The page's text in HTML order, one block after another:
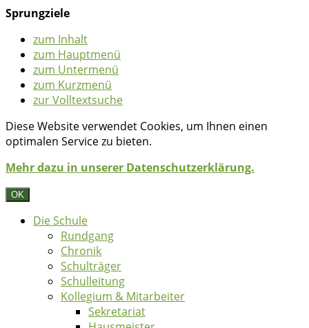
Sprungziele
zum Inhalt
zum Hauptmenü
zum Untermenü
zum Kurzmenü
zur Volltextsuche
Diese Website verwendet Cookies, um Ihnen einen
optimalen Service zu bieten.
Mehr dazu in unserer Datenschutzerklärung.
OK
Die Schule
Rundgang
Chronik
Schulträger
Schulleitung
Kollegium & Mitarbeiter
Sekretariat